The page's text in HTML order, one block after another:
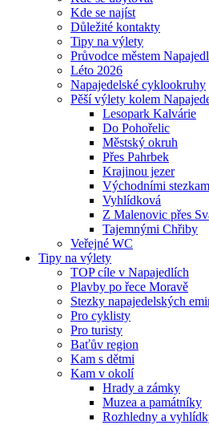
Kde se najíst
Důležité kontakty
Tipy na výlety
Průvodce městem
Léto 2026
Napajedelské cyklookruhy
Pěší výlety kolem
Lesopark Kalvárie
Do Pohořelic
Městský okruh
Přes Pahrbek
Krajinou jezer
Východními
Vyhlídková
Z Malenovic přes
Tajemnými Chřiby
Veřejné WC
Tipy na výlety
TOP cíle v Napajedlích
Plavby po řece Moravě
Stezky napajedelských
Pro cyklisty
Pro turisty
Baťův region
Kam s dětmi
Kam v okolí
Hrady a zámky
Muzea a památníky
Rozhledny a